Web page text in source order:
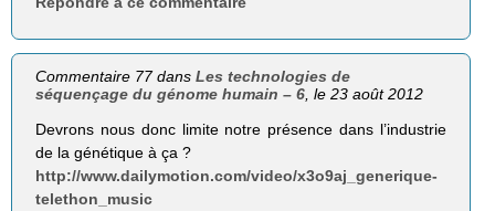
Commentaire 77 dansLes technologies de
séquençage du génome humain – 6 , le 23 août 2012
Devrons nous donc limite notre présence dans l’industrie
de la génétique à ça ?
http://www.dailymotion.com/video/x3o9aj_generique-
telethon_music